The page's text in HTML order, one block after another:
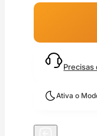
Precisas
Ativa o